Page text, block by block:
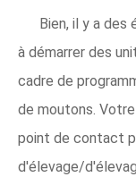
Bien, il y a des
à démarrer des
cadre de
de moutons.
point de contact
d'élevage/